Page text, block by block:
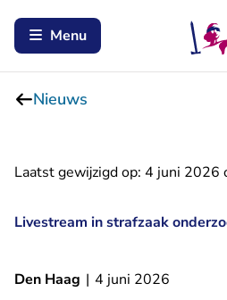
Menu
Nieuws
Laatst gewijzigd op: 4 juni 2026
Livestream in strafzaak
Den Haag | 4 juni 2026